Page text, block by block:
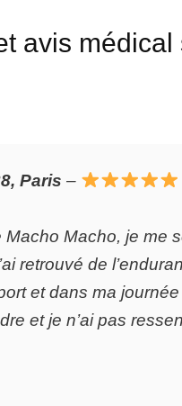
avis médical
Paris –
Macho Macho, je me
retrouvé de
et dans ma
et je n’ai pas